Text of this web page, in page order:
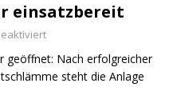
einsatzbereit
geöffnet: Nach erfolgreicher
steht die Anlage